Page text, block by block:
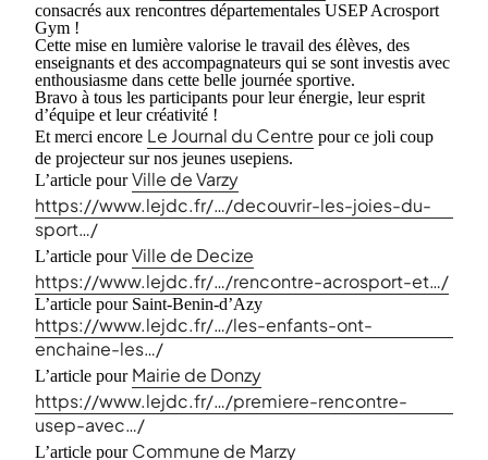
consacrés aux rencontres départementales USEP Acrosport
Gym !
Cette mise en lumière valorise le travail des élèves, des
enseignants et des accompagnateurs qui se sont investis avec
enthousiasme dans cette belle journée sportive.
Bravo à tous les participants pour leur énergie, leur esprit
d’équipe et leur créativité !
Et merci encore Le Journal du Centre pour ce joli coup
de projecteur sur nos jeunes usepiens.
L’article pourVille de Varzy
https://www.lejdc.fr/…/decouvrir-les-joies-du-
sport…/
L’article pourVille de Decize
https://www.lejdc.fr/…/rencontre-acrosport-et…/
L’article pour Saint-Benin-d’Azy
https://www.lejdc.fr/…/les-enfants-ont-
enchaine-les…/
L’article pour Mairie de Donzy
https://www.lejdc.fr/…/premiere-rencontre-
usep-avec…/
L’article pour Commune de Marzy